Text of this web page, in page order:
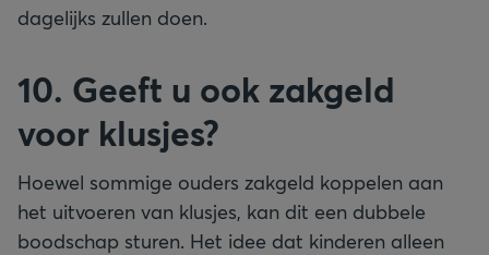
dagelijks zullen doen.
10. Geeft u ook zakgeld
voor klusjes?
Hoewel sommige ouders zakgeld koppelen aan
het uitvoeren van klusjes, kan dit een dubbele
boodschap sturen. Het idee dat kinderen alleen